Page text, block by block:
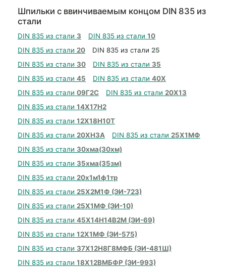
Шпильки с ввинчиваемым концом DIN 835 из
стали
DIN 835 из стали 3 DIN 835 из стали 10
DIN 835 из стали 20 DIN 835 из стали 25
DIN 835 из стали 30 DIN 835 из стали 35
DIN 835 из стали 45 DIN 835 из стали 40Х
DIN 835 из стали 09Г2С DIN 835 из стали 20Х13
DIN 835 из стали 14Х17Н2
DIN 835 из стали 12Х18Н10Т
DIN 835 из стали 20ХН3А DIN 835 из стали 25Х1МФ
DIN 835 из стали 30хма(30хм)
DIN 835 из стали 35хма(35зм)
DIN 835 из стали 20х1м1ф1тр
DIN 835 из стали 25Х2М1Ф (ЭИ-723)
DIN 835 из стали 25Х1МФ (ЭИ-10)
DIN 835 из стали 45Х14Н14В2М (ЭИ-69)
DIN 835 из стали 12Х1МФ (ЭИ-575)
DIN 835 из стали 37Х12Н8Г8МФБ (ЭИ-481Ш)
DIN 835 из стали 18Х12ВМБФР (ЭИ-993)